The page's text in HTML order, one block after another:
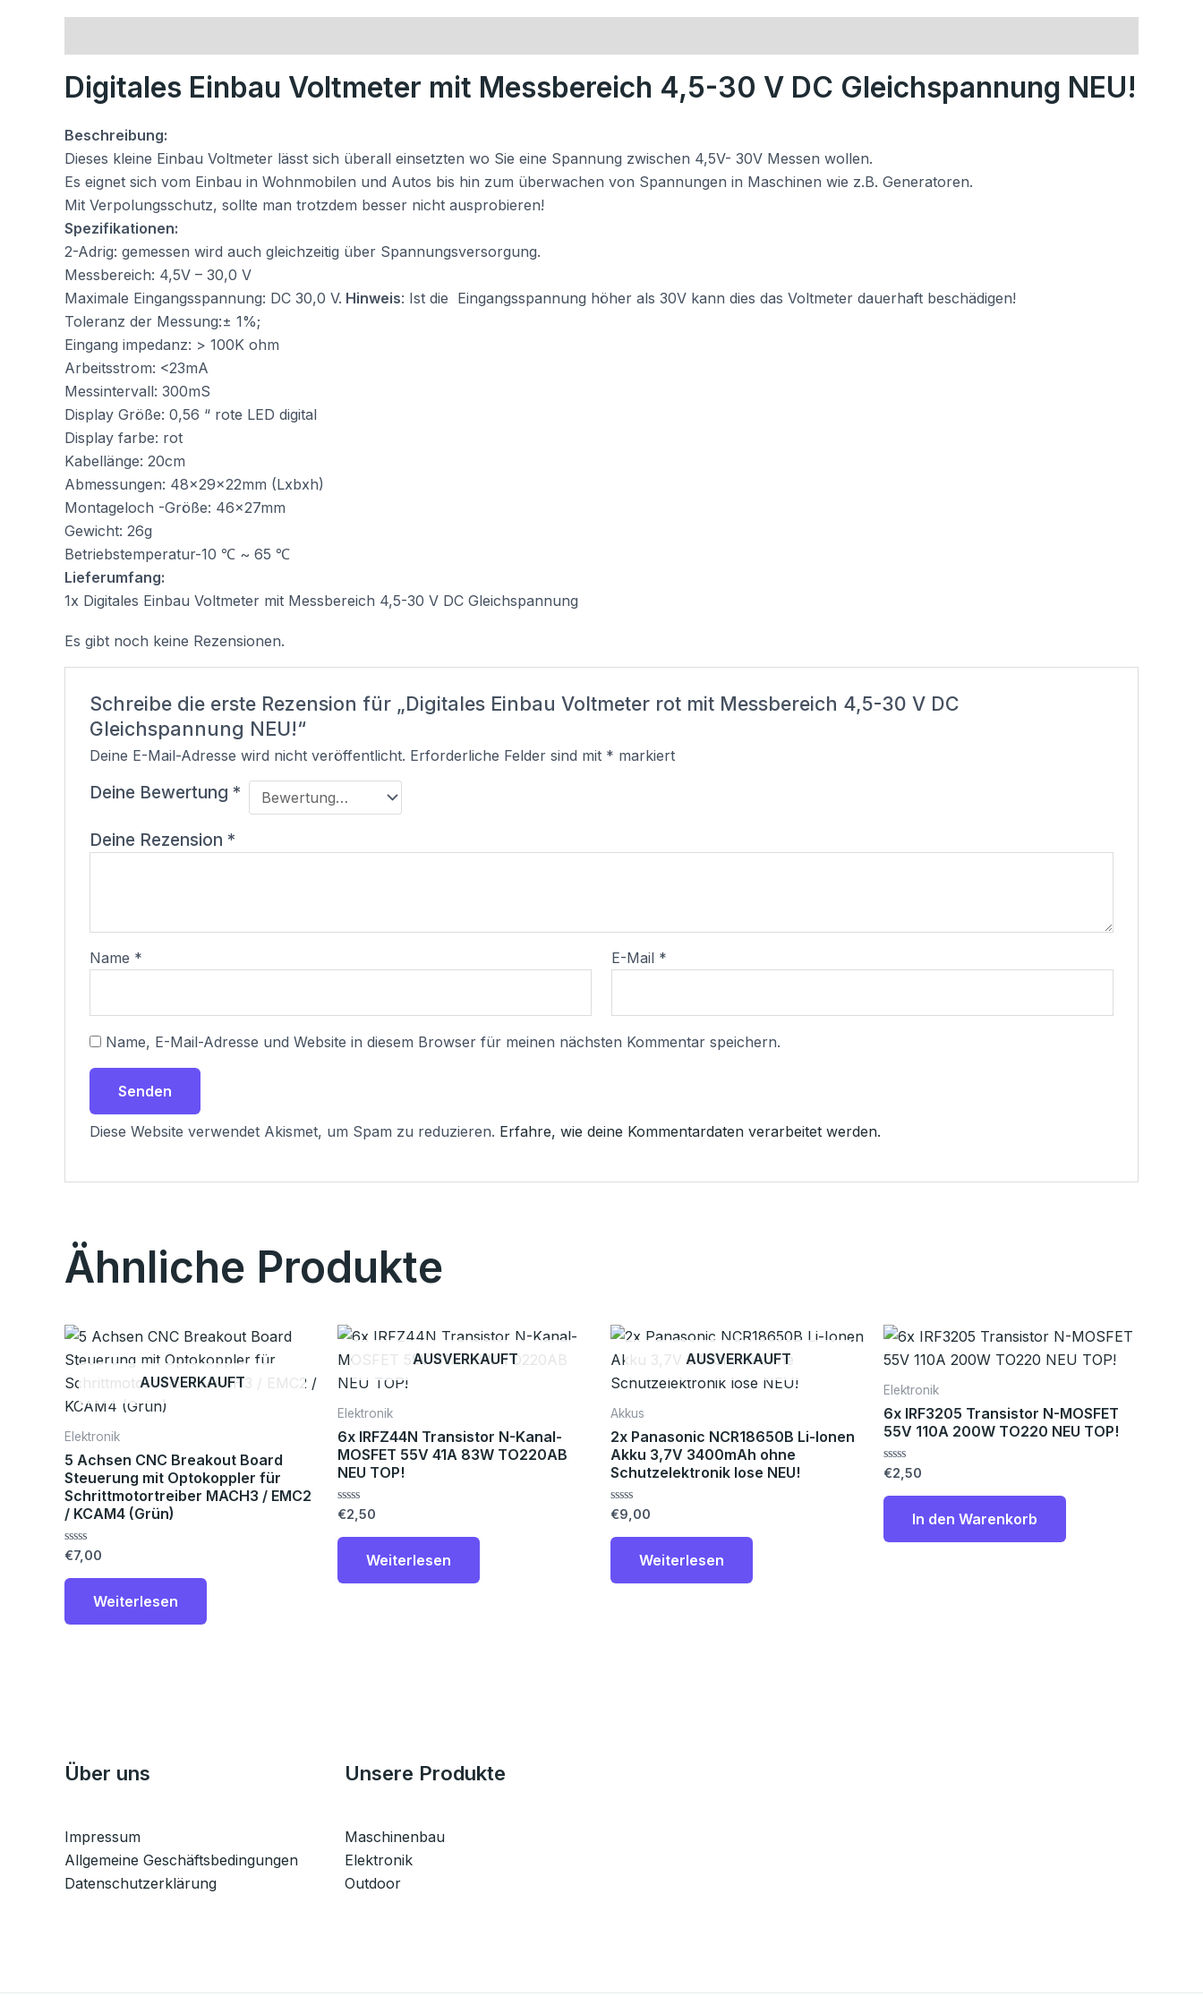
Digitales Einbau Voltmeter mit Messbereich 4,5-30 V DC Gleichspannung NEU!
Beschreibung:
Dieses kleine Einbau Voltmeter lässt sich überall einsetzten wo Sie eine Spannung zwischen 4,5V- 30V Messen wollen.
Es eignet sich vom Einbau in Wohnmobilen und Autos bis hin zum überwachen von Spannungen in Maschinen wie z.B. Generatoren.
Mit Verpolungsschutz, sollte man trotzdem besser nicht ausprobieren!
Spezifikationen:
2-Adrig: gemessen wird auch gleichzeitig über Spannungsversorgung.
Messbereich: 4,5V – 30,0 V
Maximale Eingangsspannung: DC 30,0 V. Hinweis: Ist die Eingangsspannung höher als 30V kann dies das Voltmeter dauerhaft beschädigen!
Toleranz der Messung:± 1%;
Eingang impedanz: > 100K ohm
Arbeitsstrom: <23mA
Messintervall: 300mS
Display Größe: 0,56 “ rote LED digital
Display farbe: rot
Kabellänge: 20cm
Abmessungen: 48x29x22mm (Lxbxh)
Montageloch -Größe: 46x27mm
Gewicht: 26g
Betriebstemperatur-10 ℃ ~ 65 ℃
Lieferumfang:
1x Digitales Einbau Voltmeter mit Messbereich 4,5-30 V DC Gleichspannung
Es gibt noch keine Rezensionen.
Schreibe die erste Rezension für „Digitales Einbau Voltmeter rot mit Messbereich 4,5-30 V DC
Gleichspannung NEU!“
Deine E-Mail-Adresse wird nicht veröffentlicht. Erforderliche Felder sind mit * markiert
Deine Bewertung *
Deine Rezension *
Name * E-Mail *
Name, E-Mail-Adresse und Website in diesem Browser für meinen nächsten Kommentar speichern.
Diese Website verwendet Akismet, um Spam zu reduzieren. Erfahre, wie deine Kommentardaten verarbeitet werden.
Ähnliche Produkte
AUSVERKAUFT
Elektronik
5 Achsen CNC Breakout Board
Steuerung mit Optokoppler für
Schrittmotortreiber MACH3 / EMC2
/ KCAM4 (Grün)
Bewertet
mit
0
€7,00
Weiterlesen
AUSVERKAUFT
Elektronik
6x IRFZ44N Transistor N-Kanal-
MOSFET 55V 41A 83W TO220AB
NEU TOP!
Bewertet
0
€2,50
Weiterlesen
AUSVERKAUFT
Akkus
2x Panasonic NCR18650B Li-Ionen
Akku 3,7V 3400mAh ohne
Schutzelektronik lose NEU!
Bewertet
0
€9,00
Weiterlesen
Elektronik
6x IRF3205 Transistor N-MOSFET
55V 110A 200W TO220 NEU TOP!
Bewertet
0
€2,50
In den Warenkorb
Über uns
Impressum
Allgemeine Geschäftsbedingungen
Datenschutzerklärung
Unsere Produkte
Maschinenbau
Elektronik
Outdoor